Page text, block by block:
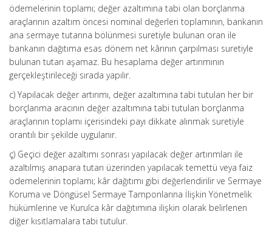
ödemelerinin toplamı; değer azaltımına tabi olan borçlanma
araçlarının azaltım öncesi nominal değerleri toplamının, bankanın
ana sermaye tutarına bölünmesi suretiyle bulunan oran ile
bankanın dağıtıma esas dönem net kârının çarpılması suretiyle
bulunan tutarı aşamaz. Bu hesaplama değer artırımının
gerçekleştirileceği sırada yapılır.
c) Yapılacak değer artırımı, değer azaltımına tabi tutulan her bir
borçlanma aracının değer azaltımına tabi tutulan borçlanma
araçlarının toplamı içerisindeki payı dikkate alınmak suretiyle
orantılı bir şekilde uygulanır.
ç) Geçici değer azaltımı sonrası yapılacak değer artırımları ile
azaltılmış anapara tutarı üzerinden yapılacak temettü veya faiz
ödemelerinin toplamı; kâr dağıtımı gibi değerlendirilir ve Sermaye
Koruma ve Döngüsel Sermaye Tamponlarına İlişkin Yönetmelik
hükümlerine ve Kurulca kâr dağıtımına ilişkin olarak belirlenen
diğer kısıtlamalara tabi tutulur.